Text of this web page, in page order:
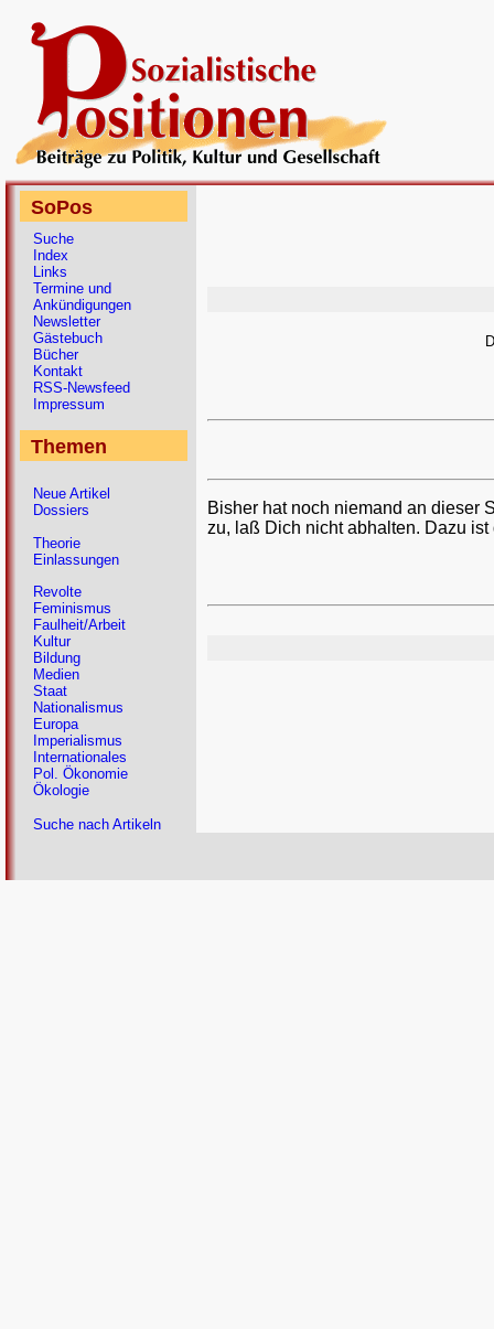
Bisher hat noch niemand an dieser
zu, laß Dich nicht abhalten. Dazu
SoPos
Suche
Index
Links
Termine und
Ankündigungen
Newsletter
Gästebuch
Bücher
Kontakt
RSS-Newsfeed
Impressum
Themen
Neue Artikel
Dossiers
Theorie
Einlassungen
Revolte
Feminismus
Faulheit/Arbeit
Kultur
Bildung
Medien
Staat
Nationalismus
Europa
Imperialismus
Internationales
Pol. Ökonomie
Ökologie
Suche nach Artikeln